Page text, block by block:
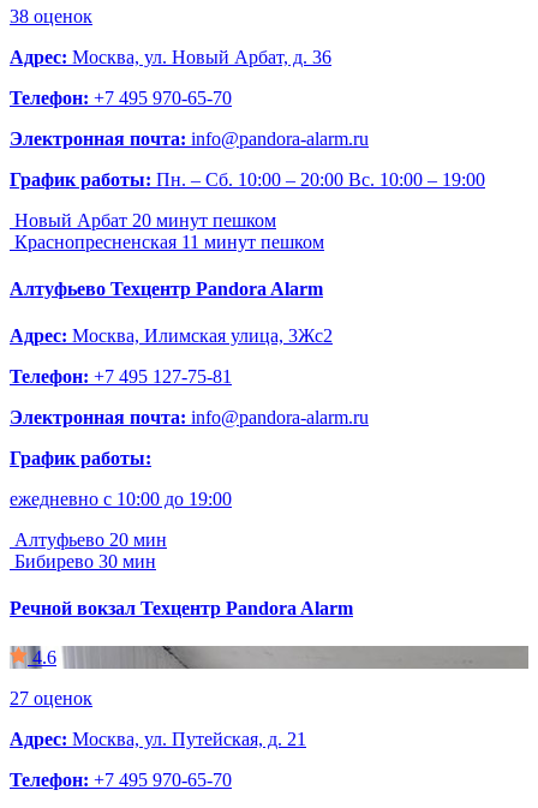
38 оценок
Адрес: Москва, ул. Новый Арбат, д. 36
Телефон: +7 495 970-65-70
Электронная почта: info@pandora-alarm.ru
График работы: Пн. – Сб. 10:00 – 20:00 Вс. 10:00 – 19:00
Новый Арбат 20 минут пешком
Краснопресненская 11 минут пешком
Алтуфьево Техцентр Pandora Alarm
Адрес: Москва, Илимская улица, 3Жс2
Телефон: +7 495 127-75-81
Электронная почта: info@pandora-alarm.ru
График работы:
ежедневно c 10:00 до 19:00
Алтуфьево 20 мин
Бибирево 30 мин
Речной вокзал Техцентр Pandora Alarm
4.6
27 оценок
Адрес: Москва, ул. Путейская, д. 21
Телефон: +7 495 970-65-70